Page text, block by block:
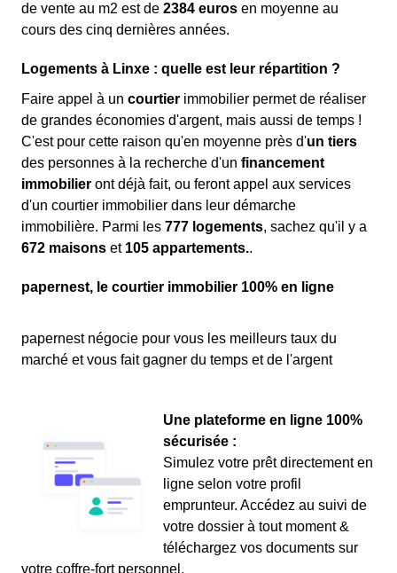
de vente au m2 est de 2384 euros en moyenne au
cours des cinq dernières années.
Logements à Linxe : quelle est leur répartition ?
Faire appel à un courtier immobilier permet de réaliser
de grandes économies d'argent, mais aussi de temps !
C'est pour cette raison qu'en moyenne près d'un tiers
des personnes à la recherche d'un financement
immobilier ont déjà fait, ou feront appel aux services
d'un courtier immobilier dans leur démarche
immobilière. Parmi les 777 logements, sachez qu'il y a
672 maisons et 105 appartements..
papernest, le courtier immobilier 100% en ligne
papernest négocie pour vous les meilleurs taux du
marché et vous fait gagner du temps et de l'argent
Une plateforme en ligne 100%
sécurisée :
Simulez votre prêt directement en
ligne selon votre profil
emprunteur. Accédez au suivi de
votre dossier à tout moment &
téléchargez vos documents sur
votre coffre-fort personnel.